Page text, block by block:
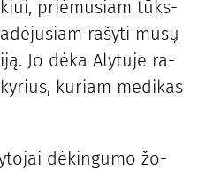
pri­ėmu­siam tūks­
ra­šy­ti mū­sų
Jo dė­ka Aly­tu­je ra­
ku­riam me­di­kas
dė­kin­gu­mo žo­